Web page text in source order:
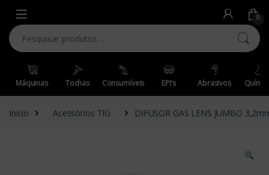
0
Pesquisar por:
Máquinas Tochas Consumíveis EPI’s Abrasivos
Início Acessórios TIG DIFUSOR GAS LENS JUMBO